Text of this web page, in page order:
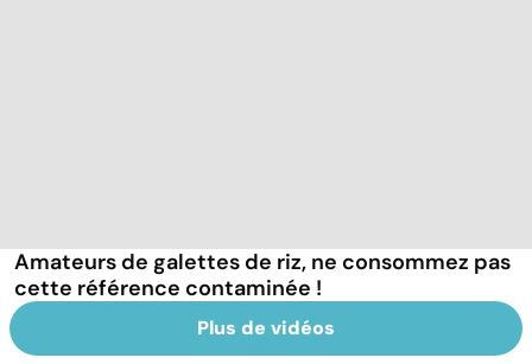
Amateurs de galettes de riz, ne consommez pas
cette référence contaminée !
Plus de vidéos